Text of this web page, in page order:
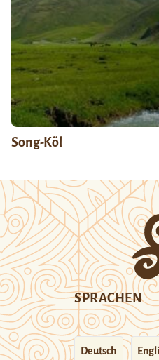
Song-Köl
SPRACHEN
Deutsch